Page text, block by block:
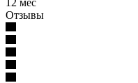
Отзывы